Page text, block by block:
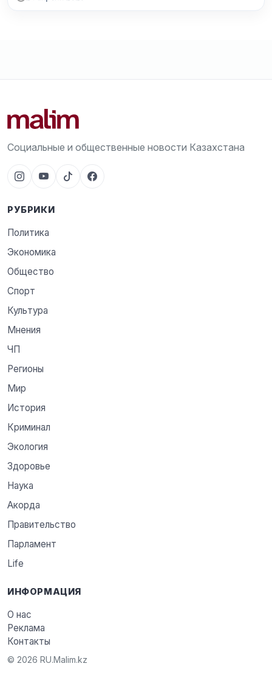
Социальные и общественные новости Казахстана
РУБРИКИ
Политика
Экономика
Общество
Спорт
Культура
Мнения
ЧП
Регионы
Мир
История
Криминал
Экология
Здоровье
Наука
Акорда
Правительство
Парламент
Life
ИНФОРМАЦИЯ
О нас
Реклама
Контакты
© 2026 RU.Malim.kz